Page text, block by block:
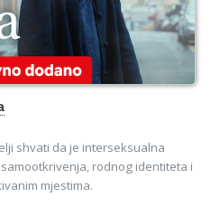
shvati da je interseksualna
rodnog identiteta i
mjestima.